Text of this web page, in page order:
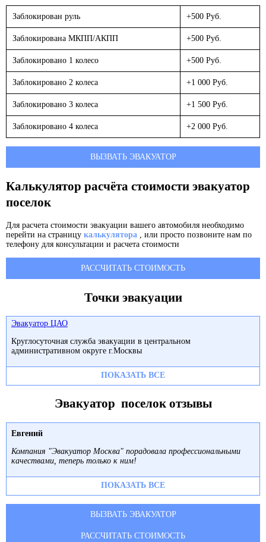
Заблокирован руль +500 Руб.
Заблокирована МКПП/АКПП +500 Руб.
Заблокировано 1 колесо +500 Руб.
Заблокировано 2 колеса +1 000 Руб.
Заблокировано 3 колеса +1 500 Руб.
Заблокировано 4 колеса +2 000 Руб.
ВЫЗВАТЬ ЭВАКУАТОР
Калькулятор расчёта стоимости эвакуатор
поселок
Для расчета стоимости эвакуации вашего автомобиля необходимо
перейти на страницу калькулятора , или просто позвоните нам по
телефону для консультации и расчета стоимости
РАССЧИТАТЬ СТОИМОСТЬ
Точки эвакуации
Эвакуатор ЦАО
Круглосуточная служба эвакуации в центральном
административном округе г.Москвы
ПОКАЗАТЬ ВСЕ
Эвакуатор поселок отзывы
Евгений
Компания "Эвакуатор Москва" порадовала профессиональными
качествами, теперь только к ним!
ПОКАЗАТЬ ВСЕ
ВЫЗВАТЬ ЭВАКУАТОР
РАССЧИТАТЬ СТОИМОСТЬ